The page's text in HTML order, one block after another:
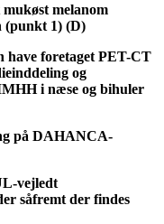
melanom
(punkt 1) (D)
have foretaget PET-CT
og
i næse og bihuler
på DAHANCA-
vejledt
såfremt der findes